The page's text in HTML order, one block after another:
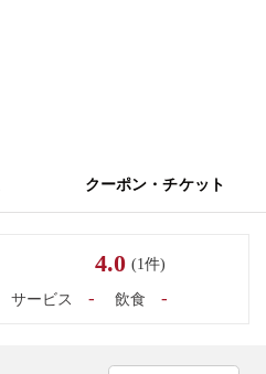
クーポン・チケット
4.0 (1件)
サービス - 飲食 -